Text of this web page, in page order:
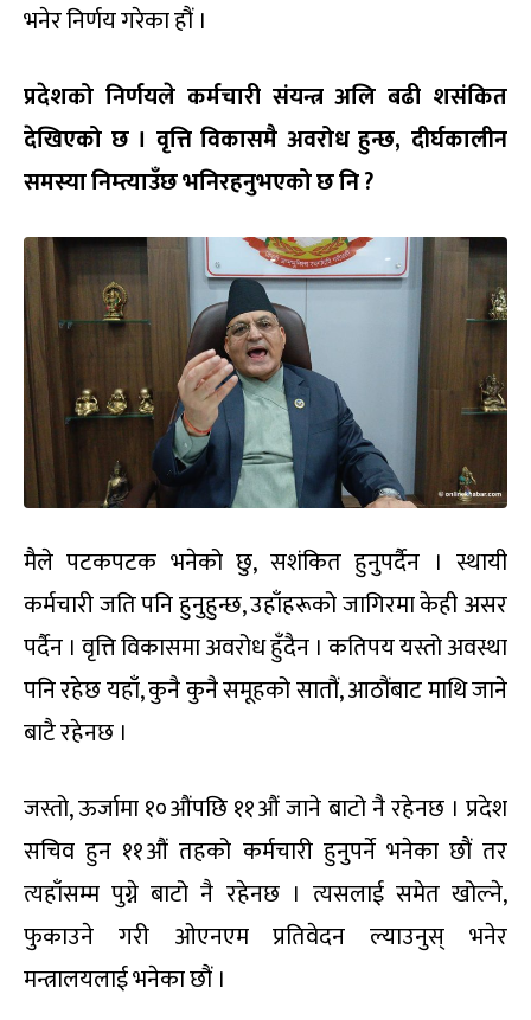
भनेर निर्णय गरेका हौं ।
प्रदेशको निर्णयले कर्मचारी संयन्त्र अलि बढी शसंकित
देखिएको छ । वृत्ति विकासमै अवरोध हुन्छ,दीर्घकालीन
समस्यानिम्त्याउँछभनिरहनुभएकोछनि?
मैले पटकपटक भनेको छु, सशंकित हुनुपर्दैन । स्थायी
कर्मचारी जति पनि हुनुहुन्छ, उहाँहरूको जागिरमा केही असर
पर्दैन । वृत्ति विकासमा अवरोध हुँदैन । कतिपय यस्तो अवस्था
पनि रहेछ यहाँ, कुनै कुनै समूहको सातौं, आठौंबाट माथि जाने
बाटै रहेनछ ।
जस्तो, ऊर्जामा १०औंपछि ११औं जाने बाटो नै रहेनछ । प्रदेश
सचिव हुन ११औं तहको कर्मचारी हुनुपर्ने भनेका छौं तर
त्यहाँसम्म पुग्ने बाटो नै रहेनछ । त्यसलाई समेत खोल्ने,
फुकाउने गरी ओएनएम प्रतिवेदन ल्याउनुस् भनेर
मन्त्रालयलाई भनेका छौं ।